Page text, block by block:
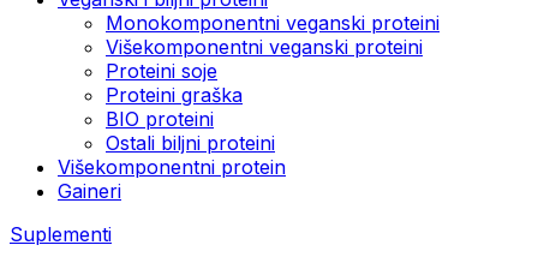
Monokomponentni veganski proteini
Višekomponentni veganski proteini
Proteini soje
Proteini graška
BIO proteini
Ostali biljni proteini
Višekomponentni protein
Gaineri
Suplementi